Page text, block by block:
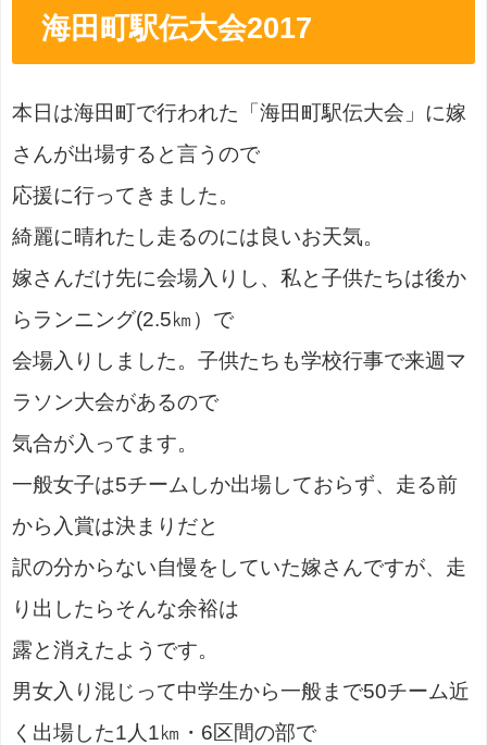
海田町駅伝大会2017
本日は海田町で行われた「海田町駅伝大会」に嫁
さんが出場すると言うので
応援に行ってきました。
綺麗に晴れたし走るのには良いお天気。
嫁さんだけ先に会場入りし、私と子供たちは後か
らランニング(2.5㎞）で
会場入りしました。子供たちも学校行事で来週マ
ラソン大会があるので
気合が入ってます。
一般女子は5チームしか出場しておらず、走る前
から入賞は決まりだと
訳の分からない自慢をしていた嫁さんですが、走
り出したらそんな余裕は
露と消えたようです。
男女入り混じって中学生から一般まで50チーム近
く出場した1人1㎞・6区間の部で